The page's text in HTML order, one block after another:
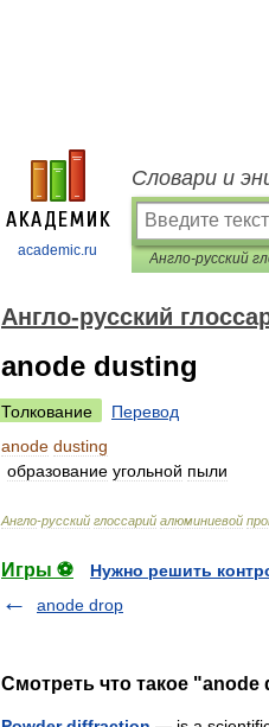
academic.ru
Словари и
Англо-русский
anode dusting
Толкование
Перевод
anode dusting
образование угольной пыли
Англо-русский глоссарий алюминиевой
Игры ⚽
Нужно решить
anode drop
Смотреть что такое